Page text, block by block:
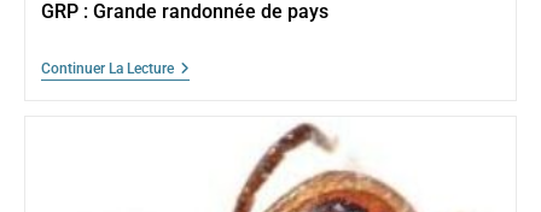
GRP : Grande randonnée de pays
Continuer La LectureLire